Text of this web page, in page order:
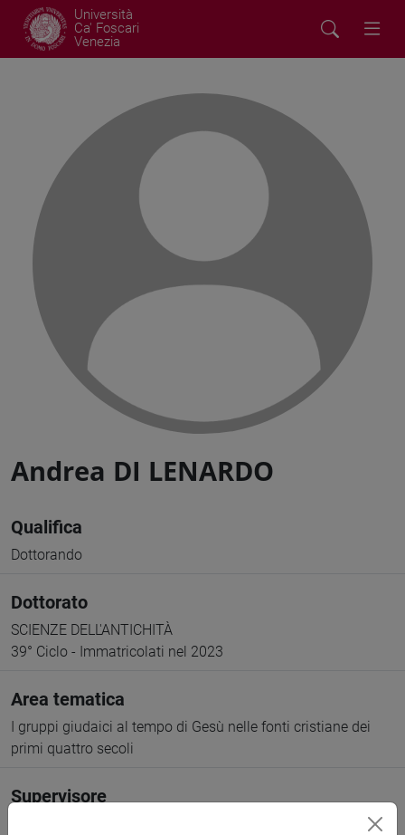
Università
Ca' Foscari
Venezia
Andrea DI LENARDO
Qualifica
Dottorando
Dottorato
SCIENZE DELL'ANTICHITÀ
39° Ciclo - Immatricolati nel 2023
Area tematica
I gruppi giudaici al tempo di Gesù nelle fonti cristiane dei
primi quattro secoli
Supervisore